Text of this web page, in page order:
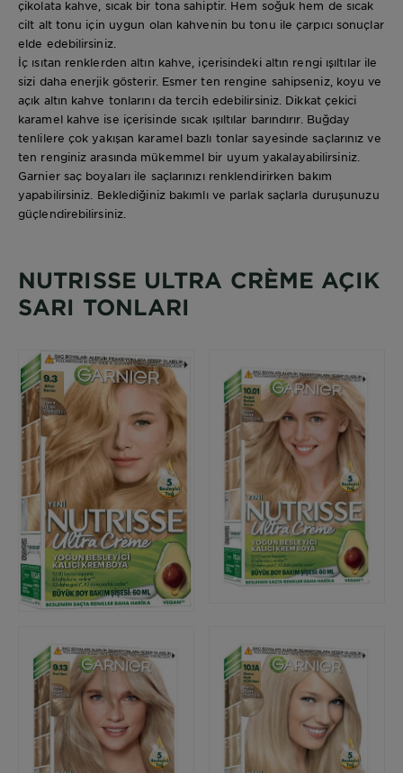
çikolata kahve, sıcak bir tona sahiptir. Hem soğuk hem de sıcak
cilt alt tonu için uygun olan kahvenin bu tonu ile çarpıcı sonuçlar
elde edebilirsiniz.
İç ısıtan renklerden altın kahve, içerisindeki altın rengi ışıltılar ile
sizi daha enerjik gösterir. Esmer ten rengine sahipseniz, koyu ve
açık altın kahve tonlarını da tercih edebilirsiniz. Dikkat çekici
karamel kahve ise içerisinde sıcak ışıltılar barındırır. Buğday
tenlilere çok yakışan karamel bazlı tonlar sayesinde saçlarınız ve
ten renginiz arasında mükemmel bir uyum yakalayabilirsiniz.
Garnier saç boyaları ile saçlarınızı renklendirirken bakım
yapabilirsiniz. Beklediğiniz bakımlı ve parlak saçlarla duruşunuzu
güçlendirebilirsiniz.
NUTRISSE ULTRA CRÈME AÇIK
SARI TONLARI